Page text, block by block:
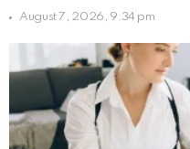
August 7, 2026, 9:34 pm